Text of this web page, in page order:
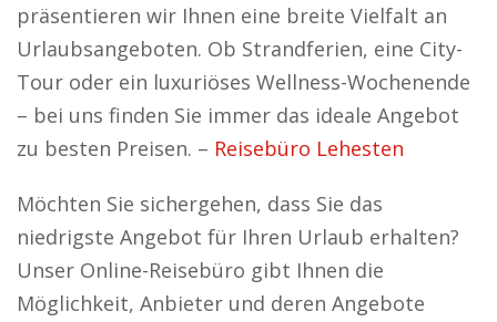
präsentieren wir Ihnen eine breite Vielfalt an
Urlaubsangeboten. Ob Strandferien, eine City-
Tour oder ein luxuriöses Wellness-Wochenende
– bei uns finden Sie immer das ideale Angebot
zu besten Preisen. – Reisebüro Lehesten
Möchten Sie sichergehen, dass Sie das
niedrigste Angebot für Ihren Urlaub erhalten?
Unser Online-Reisebüro gibt Ihnen die
Möglichkeit, Anbieter und deren Angebote